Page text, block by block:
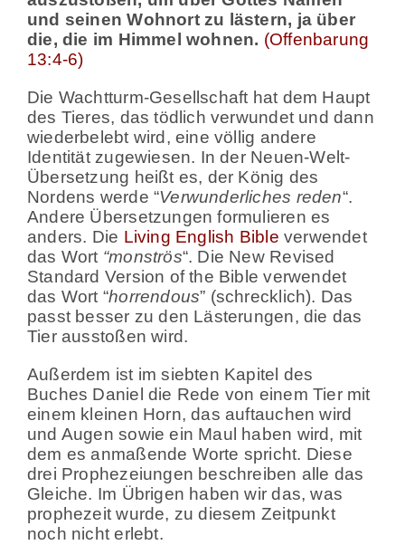
und seinen Wohnort zu lästern, ja über
die, die im Himmel wohnen. (Offenbarung
13:4-6)
Die Wachtturm-Gesellschaft hat dem Haupt
des Tieres, das tödlich verwundet und dann
wiederbelebt wird, eine völlig andere
Identität zugewiesen. In der Neuen-Welt-
Übersetzung heißt es, der König des
Nordens werde “Verwunderliches reden“.
Andere Übersetzungen formulieren es
anders. Die Living English Bible verwendet
das Wort “monströs“. Die New Revised
Standard Version of the Bible verwendet
das Wort “horrendous” (schrecklich). Das
passt besser zu den Lästerungen, die das
Tier ausstoßen wird.
Außerdem ist im siebten Kapitel des
Buches Daniel die Rede von einem Tier mit
einem kleinen Horn, das auftauchen wird
und Augen sowie ein Maul haben wird, mit
dem es anmaßende Worte spricht. Diese
drei Prophezeiungen beschreiben alle das
Gleiche. Im Übrigen haben wir das, was
prophezeit wurde, zu diesem Zeitpunkt
noch nicht erlebt.